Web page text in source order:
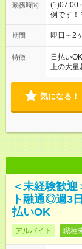
勤務時間
(1)07:00～
例です！
期間 即日～2
特徴 日払いOK
上の大量
気になる！
＜未経験歓
ト融通◎週3
払いOK
アルバイト 職種